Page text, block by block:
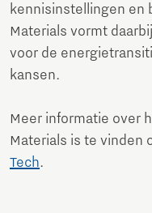
kennisinstellingen en
Materials vormt
voor de
kansen.
Meer informatie over
Materials is te vinden
Tech.